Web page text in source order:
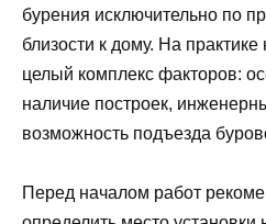
бурения исключительно по
близости к дому. На
целый комплекс факторов:
наличие построек,
возможность подъезда
Перед началом работ